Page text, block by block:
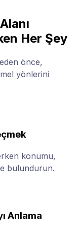
Her Şey
önce,
yönlerini
konumu,
bulundurun.
Anlama